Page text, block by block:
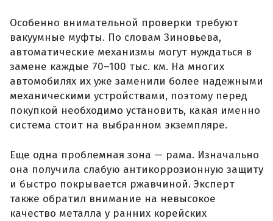
Особенно внимательной проверки требуют
вакуумные муфты. По словам Зиновьева,
автоматические механизмы могут нуждаться в
замене каждые 70–100 тыс. км. На многих
автомобилях их уже заменили более надежными
механическими устройствами, поэтому перед
покупкой необходимо установить, какая именно
система стоит на выбранном экземпляре.
Еще одна проблемная зона — рама. Изначально
она получила слабую антикоррозионную защиту
и быстро покрывается ржавчиной. Эксперт
также обратил внимание на невысокое
качество металла у ранних корейских